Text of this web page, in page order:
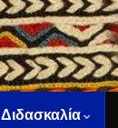
Διδασκαλία